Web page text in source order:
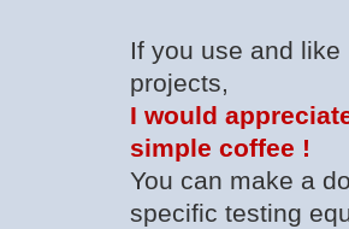
If you use and
projects,
I would
simple coffee !
You can make a
specific testing